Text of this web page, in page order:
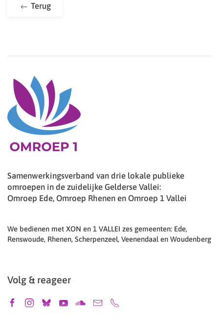
Terug
Samenwerkingsverband van drie lokale publieke
omroepen in de zuidelijke Gelderse Vallei:
Omroep Ede, Omroep Rhenen en Omroep 1 Vallei
We bedienen met XON en 1 VALLEI zes gemeenten: Ede,
Renswoude, Rhenen, Scherpenzeel, Veenendaal en Woudenberg
Volg & reageer